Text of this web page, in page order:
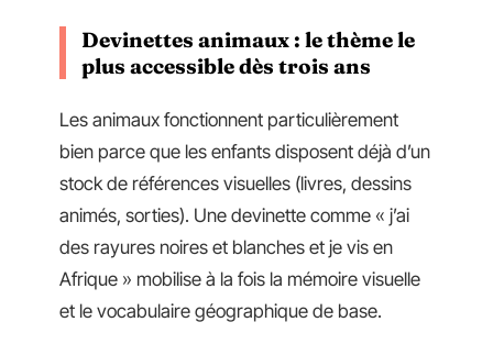
Devinettes animaux : le thème le
plus accessible dès trois ans
Les animaux fonctionnent particulièrement
bien parce que les enfants disposent déjà d’un
stock de références visuelles (livres, dessins
animés, sorties). Une devinette comme « j’ai
des rayures noires et blanches et je vis en
Afrique » mobilise à la fois la mémoire visuelle
et le vocabulaire géographique de base.